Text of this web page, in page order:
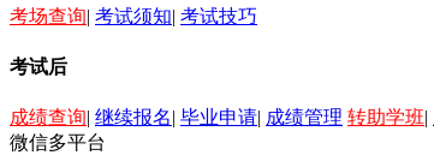
考场查询| 考试须知| 考试技巧
考试后
成绩查询| 继续报名| 毕业申请| 成绩管理 转助学班|
微信多平台